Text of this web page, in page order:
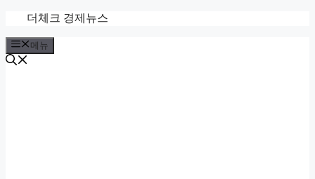
츠
로
더체크 경제뉴스
메뉴